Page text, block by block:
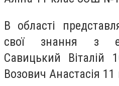
В області
свої знання з
Савицький
Возович Анастасія